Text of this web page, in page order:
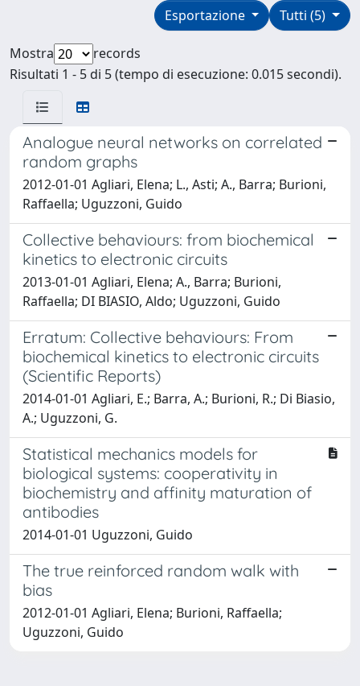
Tutti (5)
Esportazione
Mostra
records
Risultati 1 - 5 di 5 (tempo di esecuzione: 0.015 secondi).
Analogue neural networks on correlated
random graphs
2012-01-01 Agliari, Elena; L., Asti; A., Barra; Burioni,
Raffaella; Uguzzoni, Guido
Collective behaviours: from biochemical
kinetics to electronic circuits
2013-01-01 Agliari, Elena; A., Barra; Burioni,
Raffaella; DI BIASIO, Aldo; Uguzzoni, Guido
Erratum: Collective behaviours: From
biochemical kinetics to electronic circuits
(Scientific Reports)
2014-01-01 Agliari, E.; Barra, A.; Burioni, R.; Di Biasio,
A.; Uguzzoni, G.
Statistical mechanics models for
biological systems: cooperativity in
biochemistry and affinity maturation of
antibodies
2014-01-01 Uguzzoni, Guido
The true reinforced random walk with
bias
2012-01-01 Agliari, Elena; Burioni, Raffaella;
Uguzzoni, Guido